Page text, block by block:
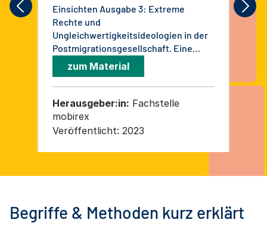
Einsichten Ausgabe 3: Extreme
Rechte und
Ungleichwertigkeitsideologien in der
Postmigrationsgesellschaft. Eine
Herausforderung für die pädagogische
zum Material
Herausgeber:in: Fachstelle
mobirex
Veröffentlicht: 2023
Begriffe & Methoden kurz erklärt